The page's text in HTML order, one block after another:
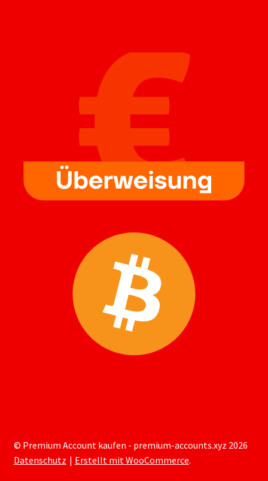
© Premium Account kaufen - premium-accounts.xyz 2026
Datenschutz
Erstellt mit WooCommerce.